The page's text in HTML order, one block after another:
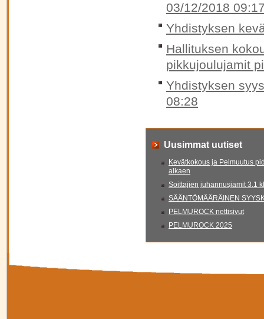
03/12/2018
Yhdistyksen
Hallituksen
pikkujoulujamit
Yhdistyksen
08:28
Uusimmat uutiset
Kevätkokous ja Pelmuutus
alkaen
Soittajien juhannusjamit 3.1
SÄÄNTÖMÄÄRÄINEN
PELMUROCK nettisivut
PELMUROCK 2025